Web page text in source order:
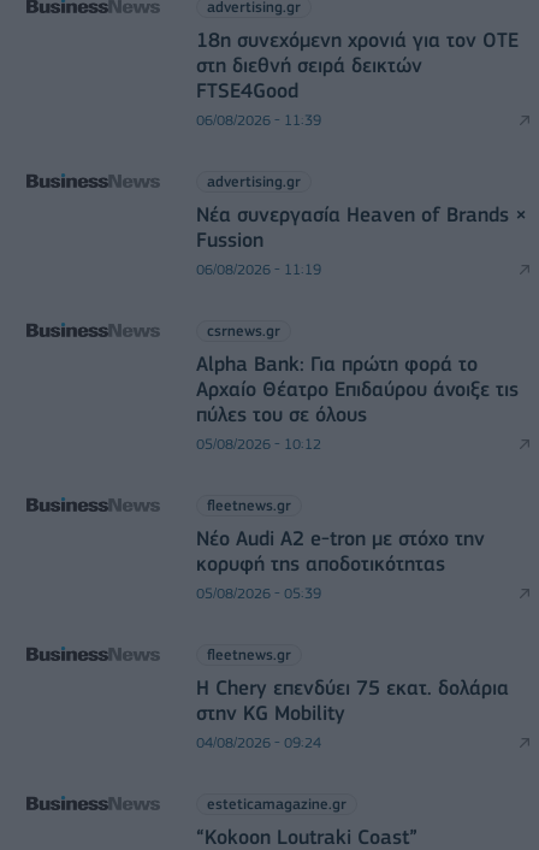
advertising.gr
18η συνεχόμενη χρονιά για τον ΟΤΕ
στη διεθνή σειρά δεικτών
FTSE4Good
06/08/2026 - 11:39
advertising.gr
Νέα συνεργασία Heaven of Brands ×
Fussion
06/08/2026 - 11:19
csrnews.gr
Alpha Bank: Για πρώτη φορά το
Αρχαίο Θέατρο Επιδαύρου άνοιξε τις
πύλες του σε όλους
05/08/2026 - 10:12
fleetnews.gr
Νέο Audi A2 e-tron με στόχο την
κορυφή της αποδοτικότητας
05/08/2026 - 05:39
fleetnews.gr
Η Chery επενδύει 75 εκατ. δολάρια
στην KG Mobility
04/08/2026 - 09:24
esteticamagazine.gr
“Kokoon Loutraki Coast”